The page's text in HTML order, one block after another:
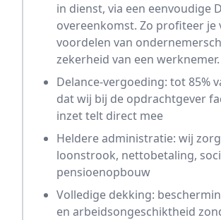
in dienst, via een eenvoudige
overeenkomst. Zo profiteer je
voordelen van
zekerheid van een werknemer.
Delance-vergoeding: tot 85%
dat wij bij de opdrachtgever
inzet telt direct mee
Heldere administratie: wij
loonstrook, nettobetaling,
pensioenopbouw
Volledige dekking:
en arbeidsongeschiktheid